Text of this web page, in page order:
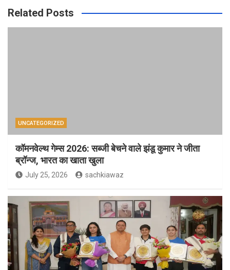
Related Posts
UNCATEGORIZED
कॉमनवेल्थ गेम्स 2026: सब्जी बेचने वाले झंडू कुमार ने जीता
ब्रॉन्ज, भारत का खाता खुला
July 25, 2026 sachkiawaz